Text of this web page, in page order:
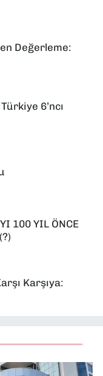
Değerleme:
6’ncı
100 YIL ÖNCE
Karşıya: